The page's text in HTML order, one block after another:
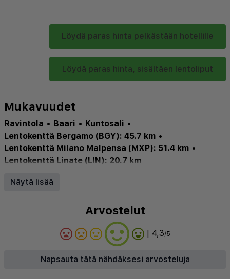
Löydä paras hinta pelkästään hotellille
Löydä paras hinta, sisältäen lentoliput
Mukavuudet
Ravintola • Baari • Kuntosali •
Lentokenttä Bergamo (BGY): 45.7 km •
Lentokenttä Milano Malpensa (MXP): 51.4 km •
Lentokenttä Linate (LIN): 20.7 km
Näytä lisää
Arvostelut
| 4,3/5
Napsauta tätä nähdäksesi arvosteluja